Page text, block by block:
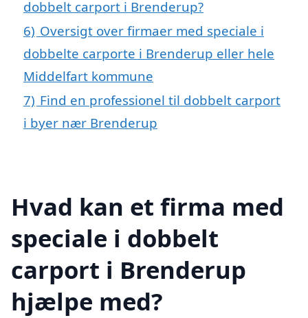
dobbelt carport i Brenderup?
6) Oversigt over firmaer med speciale i
dobbelte carporte i Brenderup eller hele
Middelfart kommune
7) Find en professionel til dobbelt carport
i byer nær Brenderup
Hvad kan et firma med
speciale i dobbelt
carport i Brenderup
hjælpe med?